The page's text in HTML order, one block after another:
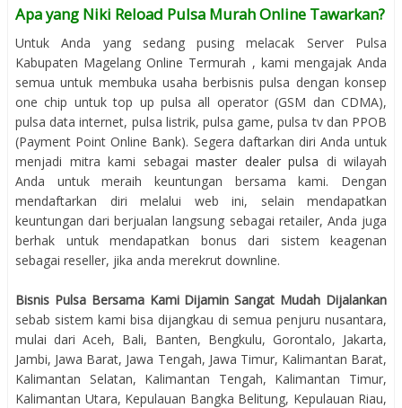
Apa yang Niki Reload Pulsa Murah Online Tawarkan?
Untuk Anda yang sedang pusing melacak Server Pulsa
Kabupaten Magelang Online Termurah , kami mengajak Anda
semua untuk membuka usaha berbisnis pulsa dengan konsep
one chip untuk top up pulsa all operator (GSM dan CDMA),
pulsa data internet, pulsa listrik, pulsa game, pulsa tv dan PPOB
(Payment Point Online Bank). Segera daftarkan diri Anda untuk
menjadi mitra kami sebagai master dealer pulsa di wilayah
Anda untuk meraih keuntungan bersama kami. Dengan
mendaftarkan diri melalui web ini, selain mendapatkan
keuntungan dari berjualan langsung sebagai retailer, Anda juga
berhak untuk mendapatkan bonus dari sistem keagenan
sebagai reseller, jika anda merekrut downline.
Bisnis Pulsa Bersama Kami Dijamin Sangat Mudah Dijalankan
sebab sistem kami bisa dijangkau di semua penjuru nusantara,
mulai dari Aceh, Bali, Banten, Bengkulu, Gorontalo, Jakarta,
Jambi, Jawa Barat, Jawa Tengah, Jawa Timur, Kalimantan Barat,
Kalimantan Selatan, Kalimantan Tengah, Kalimantan Timur,
Kalimantan Utara, Kepulauan Bangka Belitung, Kepulauan Riau,